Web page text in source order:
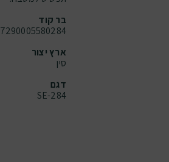
בר קוד
7290005580284
ארץ יצור
סין
דגם
SE-284